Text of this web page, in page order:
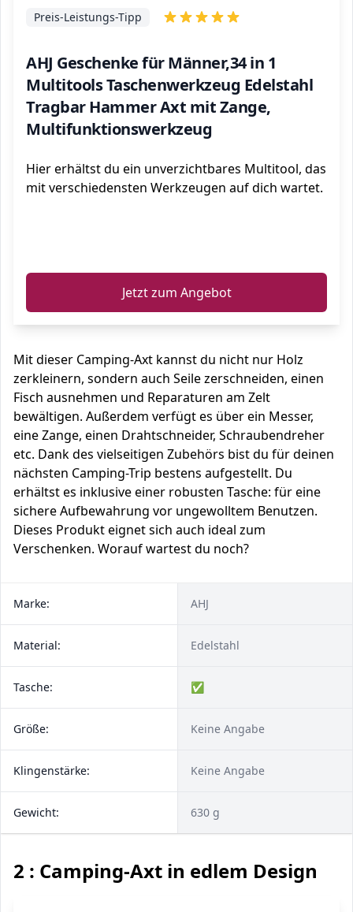
AHJ Geschenke für Männer,34 in 1
Multitools Taschenwerkzeug Edelstahl
Tragbar Hammer Axt mit Zange,
Multifunktionswerkzeug
Preis-Leistungs-Tipp
Hier erhältst du ein unverzichtbares Multitool, das
mit verschiedensten Werkzeugen auf dich wartet.
Jetzt zum Angebot
Mit dieser Camping-Axt kannst du nicht nur Holz
zerkleinern, sondern auch Seile zerschneiden, einen
Fisch ausnehmen und Reparaturen am Zelt
bewältigen. Außerdem verfügt es über ein Messer,
eine Zange, einen Drahtschneider, Schraubendreher
etc. Dank des vielseitigen Zubehörs bist du für deinen
nächsten Camping-Trip bestens aufgestellt. Du
erhältst es inklusive einer robusten Tasche: für eine
sichere Aufbewahrung vor ungewolltem Benutzen.
Dieses Produkt eignet sich auch ideal zum
Verschenken. Worauf wartest du noch?
Marke: AHJ
Material: Edelstahl
Tasche: ✅
Größe: Keine Angabe
Klingenstärke: Keine Angabe
Gewicht: 630 g
2 : Camping-Axt in edlem Design